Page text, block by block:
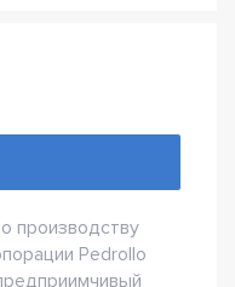
производству
Pedrollo